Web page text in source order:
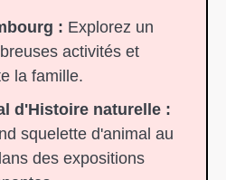
: Explorez un
activités et
la famille.
d'Histoire naturelle :
squelette d'animal au
des expositions